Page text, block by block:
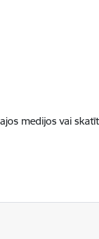
medijos vai